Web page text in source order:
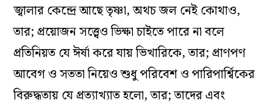
জ্বালার কেন্দ্রে আছে তৃষ্ণা, অথচ জল নেই কোথাও,
তার; প্রয়োজন সত্ত্বেও ভিক্ষা চাইতে পারে না বলে
প্রতিনিয়ত যে ঈর্ষা করে যায় ভিখারিকে, তার; প্রাণপণ
আবেগ ও সততা নিয়েও শুধু পরিবেশ ও পারিপার্শ্বিকের
বিরুদ্ধতায় যে প্রত্যাখ্যাত হলো, তার; তাদের এবং